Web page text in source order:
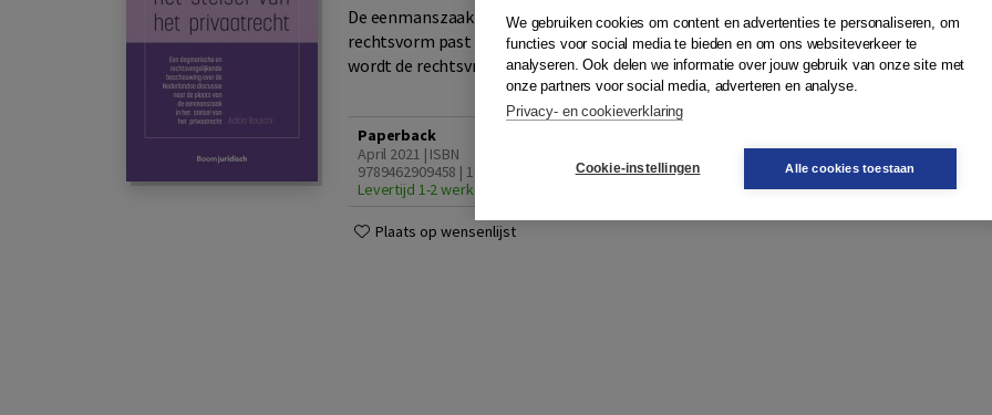
De eenmanszaak is een verzameling van zaken en vermogensrechten. Hoe deze
rechtsvorm past in het stelsel van het privaatrecht is onduidelijk. Al eeuwenlang
wordt de rechtsvraag of de eenmanszaak ee...Meer
Paperback
April 2021 | ISBN
9789462909458 | 1e druk
Levertijd 1-2 werkdagen
80,50 − In winkelwagen
Plaats op wensenlijst
We gebruiken cookies om content en advertenties te personaliseren, om
functies voor social media te bieden en om ons websiteverkeer te
analyseren. Ook delen we informatie over jouw gebruik van onze site met
onze partners voor social media, adverteren en analyse.
Privacy- en cookieverklaring
Cookie-instellingen Alle cookies toestaan